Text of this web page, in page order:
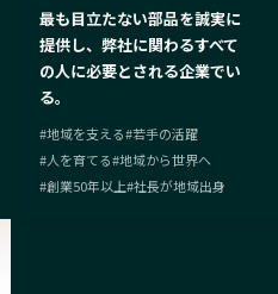
最も目立たない部品を誠実に
提供し、弊社に関わるすべて
の人に必要とされる企業でい
る。
#地域を支える#若手の活躍
#人を育てる#地域から世界へ
#創業50年以上#社長が地域出身